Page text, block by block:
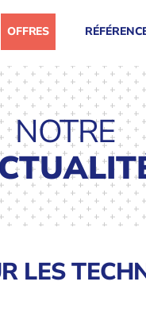
OFFRES
NOTRE
LES